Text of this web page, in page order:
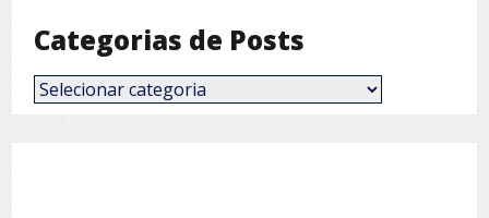
Categorias de Posts
Categorias
de